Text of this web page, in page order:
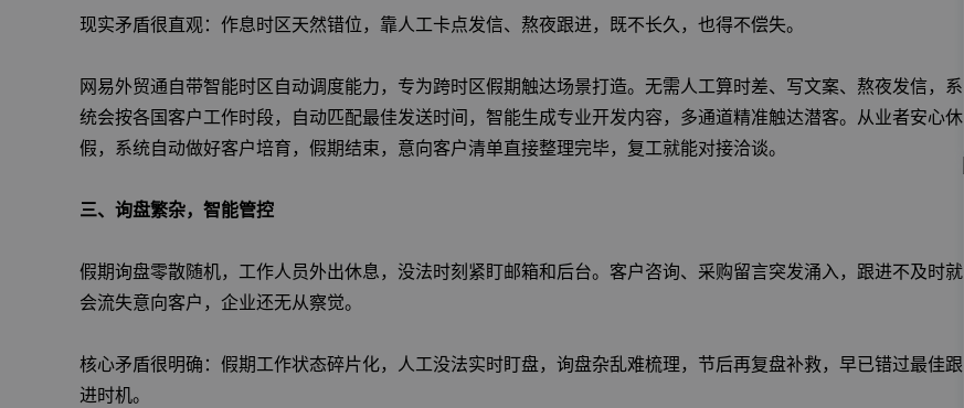
现实矛盾很直观：作息时区天然错位，靠人工卡点发信、熬夜跟进，既不长久，也得不偿失。
网易外贸通自带智能时区自动调度能力，专为跨时区假期触达场景打造。无需人工算时差、写文案、熬夜发信，系
统会按各国客户工作时段，自动匹配最佳发送时间，智能生成专业开发内容，多通道精准触达潜客。从业者安心休
假，系统自动做好客户培育，假期结束，意向客户清单直接整理完毕，复工就能对接洽谈。
三、询盘繁杂，智能管控
假期询盘零散随机，工作人员外出休息，没法时刻紧盯邮箱和后台。客户咨询、采购留言突发涌入，跟进不及时就
会流失意向客户，企业还无从察觉。
核心矛盾很明确：假期工作状态碎片化，人工没法实时盯盘，询盘杂乱难梳理，节后再复盘补救，早已错过最佳跟
进时机。